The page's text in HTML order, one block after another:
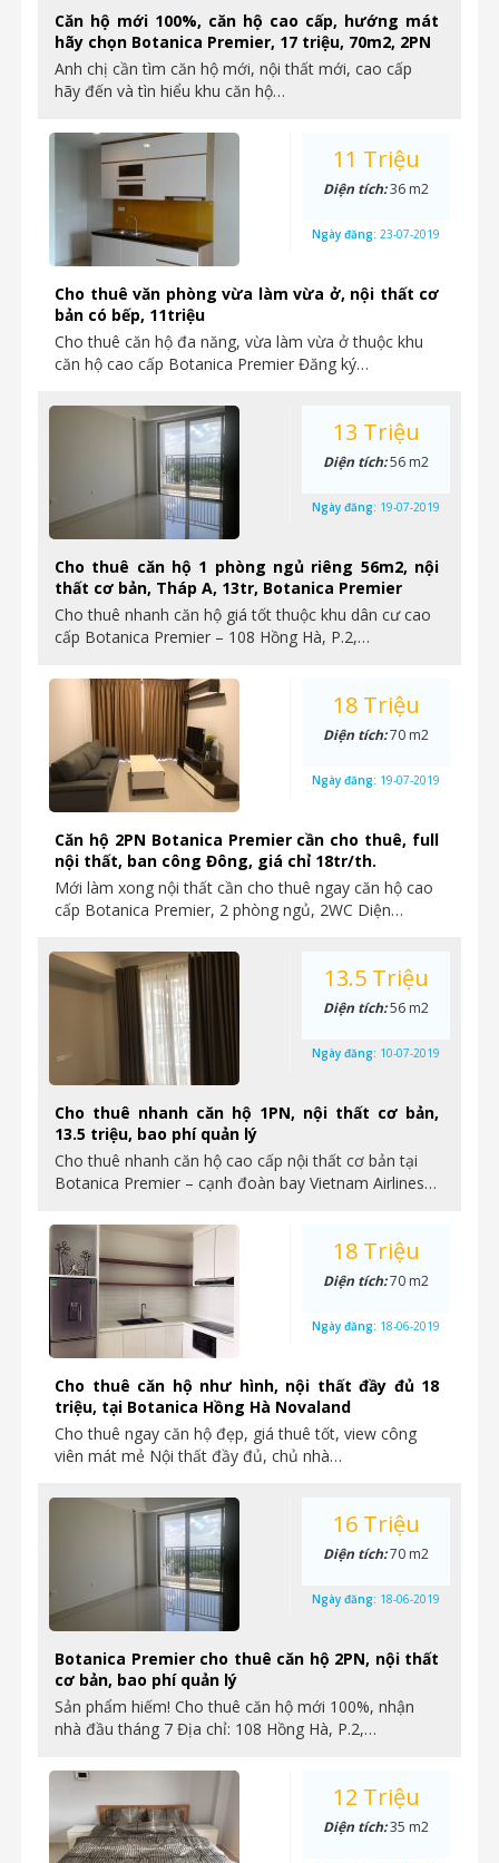
Căn hộ mới 100%, căn hộ cao cấp, hướng mát
hãy chọn Botanica Premier, 17 triệu, 70m2, 2PN
Anh chị cần tìm căn hộ mới, nội thất mới, cao cấp
hãy đến và tìn hiểu khu căn hộ…
Cho thuê văn phòng vừa làm vừa ở, nội thất cơ
bản có bếp, 11triệu
Cho thuê căn hộ đa năng, vừa làm vừa ở thuộc khu
căn hộ cao cấp Botanica Premier Đăng ký…
11 Triệu
Diện tích:36 m2
Ngày đăng: 23-07-2019
Cho thuê căn hộ 1 phòng ngủ riêng 56m2, nội
thất cơ bản, Tháp A, 13tr, Botanica Premier
Cho thuê nhanh căn hộ giá tốt thuộc khu dân cư cao
cấp Botanica Premier – 108 Hồng Hà, P.2,…
13 Triệu
Diện tích:56 m2
Ngày đăng: 19-07-2019
Căn hộ 2PN Botanica Premier cần cho thuê, full
nội thất, ban công Đông, giá chỉ 18tr/th.
Mới làm xong nội thất cần cho thuê ngay căn hộ cao
cấp Botanica Premier, 2 phòng ngủ, 2WC Diện…
18 Triệu
Diện tích:70 m2
Ngày đăng: 19-07-2019
Cho thuê nhanh căn hộ 1PN, nội thất cơ bản,
13.5 triệu, bao phí quản lý
Cho thuê nhanh căn hộ cao cấp nội thất cơ bản tại
Botanica Premier – cạnh đoàn bay Vietnam Airlines…
13.5 Triệu
Diện tích:56 m2
Ngày đăng: 10-07-2019
Cho thuê căn hộ như hình, nội thất đầy đủ 18
triệu, tại Botanica Hồng Hà Novaland
Cho thuê ngay căn hộ đẹp, giá thuê tốt, view công
viên mát mẻ Nội thất đầy đủ, chủ nhà…
18 Triệu
Diện tích:70 m2
Ngày đăng: 18-06-2019
Botanica Premier cho thuê căn hộ 2PN, nội thất
cơ bản, bao phí quản lý
Sản phẩm hiếm! Cho thuê căn hộ mới 100%, nhận
nhà đầu tháng 7 Địa chỉ: 108 Hồng Hà, P.2,…
16 Triệu
Diện tích:70 m2
Ngày đăng: 18-06-2019
12 Triệu
Diện tích:35 m2